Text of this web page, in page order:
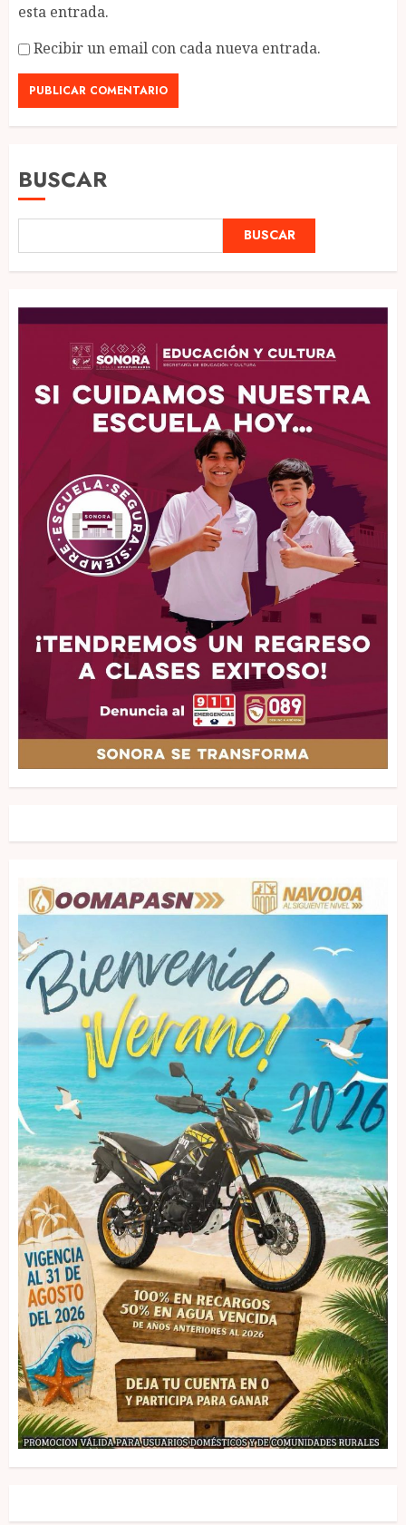
esta entrada.
Recibir un email con cada nueva entrada.
BUSCAR
BUSCAR